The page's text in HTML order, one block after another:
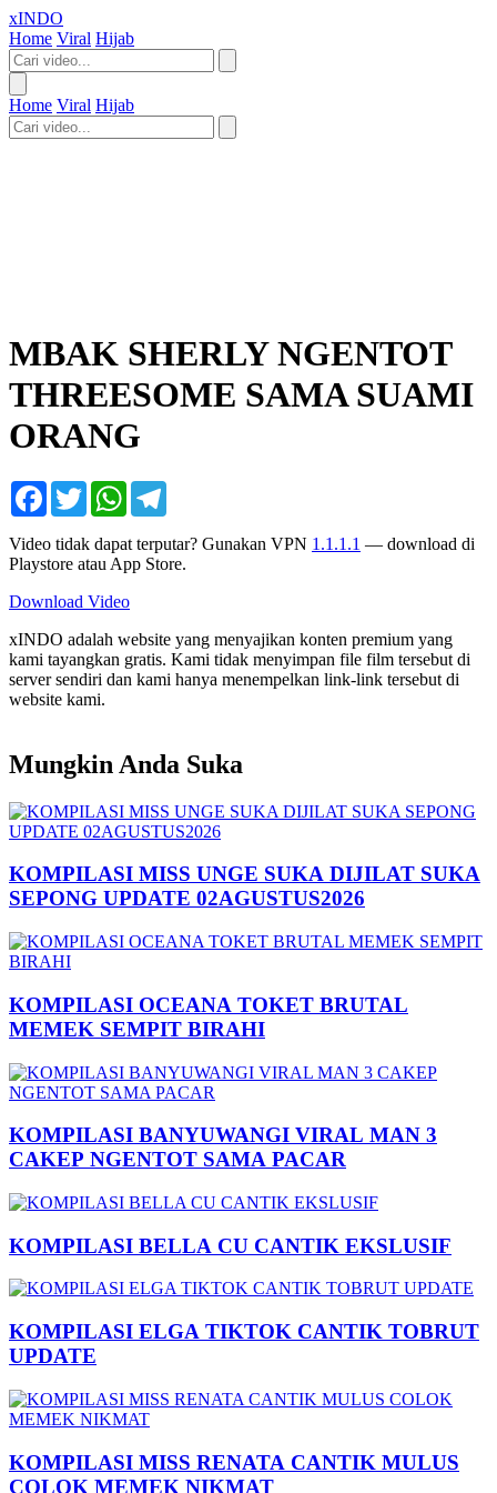
xINDO
Home Viral Hijab
Home Viral Hijab
MBAK SHERLY NGENTOT
THREESOME SAMA SUAMI
ORANG
Facebook
TwitterWhatsApp
Video tidak dapat terputar? Gunakan VPN 1.1.1.1 — download di
Playstore atau App Store.
Download Video
xINDO adalah website yang menyajikan konten premium yang
kami tayangkan gratis. Kami tidak menyimpan file film tersebut di
server sendiri dan kami hanya menempelkan link-link tersebut di
website kami.
Mungkin Anda Suka
KOMPILASI MISS UNGE SUKA DIJILAT SUKA
SEPONG UPDATE 02AGUSTUS2026
KOMPILASI OCEANA TOKET BRUTAL
MEMEK SEMPIT BIRAHI
KOMPILASI BANYUWANGI VIRAL MAN 3
CAKEP NGENTOT SAMA PACAR
KOMPILASI BELLA CU CANTIK EKSLUSIF
KOMPILASI ELGA TIKTOK CANTIK TOBRUT
UPDATE
KOMPILASI MISS RENATA CANTIK MULUS
COLOK MEMEK NIKMAT